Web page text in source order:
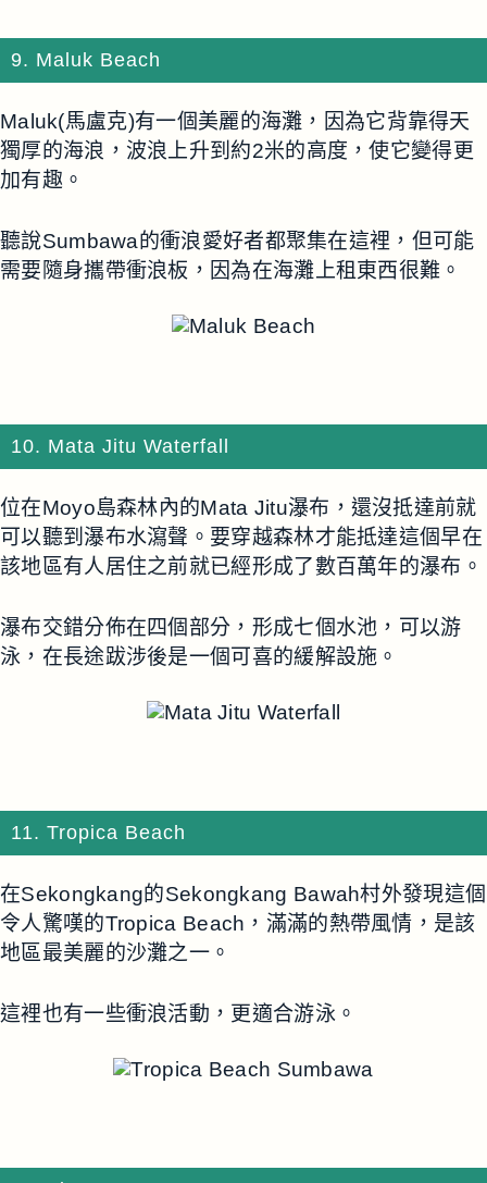
9. Maluk Beach
Maluk(馬盧克)有一個美麗的海灘，因為它背靠得天
獨厚的海浪，波浪上升到約2米的高度，使它變得更
加有趣。
聽說Sumbawa的衝浪愛好者都聚集在這裡，但可能
需要隨身攜帶衝浪板，因為在海灘上租東西很難。
10. Mata Jitu Waterfall
位在Moyo島森林內的Mata Jitu瀑布，還沒抵達前就
可以聽到瀑布水瀉聲。要穿越森林才能抵達這個早在
該地區有人居住之前就已經形成了數百萬年的瀑布。
瀑布交錯分佈在四個部分，形成七個水池，可以游
泳，在長途跋涉後是一個可喜的緩解設施。
11. Tropica Beach
在Sekongkang的Sekongkang Bawah村外發現這個
令人驚嘆的Tropica Beach，滿滿的熱帶風情，是該
地區最美麗的沙灘之一。
這裡也有一些衝浪活動，更適合游泳。